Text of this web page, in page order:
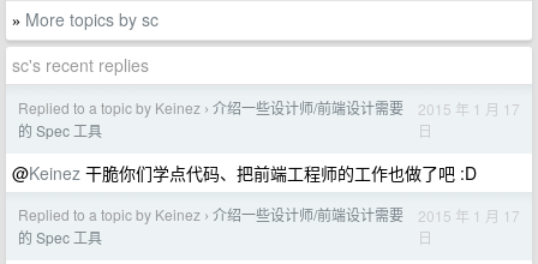
» More topics by sc
sc's recent replies
Replied to a topic by Keinez › 介绍一些设计师/前端设计需要
的 Spec 工具
2015 年 1 月 17
日
@Keinez 干脆你们学点代码、把前端工程师的工作也做了吧 :D
Replied to a topic by Keinez › 介绍一些设计师/前端设计需要
的 Spec 工具
2015 年 1 月 17
日